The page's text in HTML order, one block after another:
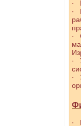
∙
∙
∙
∙
∙
∙